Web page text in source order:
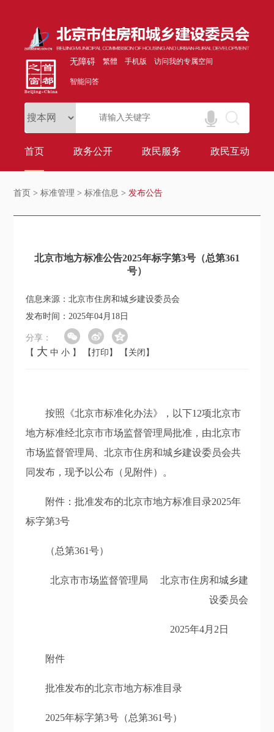
无障碍 繁體 手机版 访问我的专属空间
智能问答
首页 政务公开 政民服务 政民互动
首页 >标准管理 >标准信息 >发布公告
北京市地方标准公告2025年标字第3号（总第361
号）
信息来源：北京市住房和城乡建设委员会
发布时间：2025年04月18日
分享：
【 大 中 小 】 【打印】 【关闭】
按照《北京市标准化办法》，以下12项北京市
地方标准经北京市市场监督管理局批准，由北京市
市场监督管理局、北京市住房和城乡建设委员会共
同发布，现予以公布（见附件）。
附件：批准发布的北京市地方标准目录2025年
标字第3号
（总第361号）
北京市市场监督管理局 北京市住房和城乡建
设委员会
2025年4月2日
附件
批准发布的北京市地方标准目录
2025年标字第3号（总第361号）